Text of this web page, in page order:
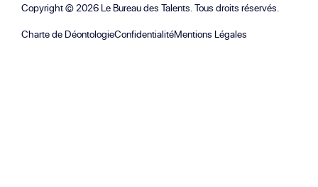
Copyright ©2026 Le Bureau des Talents. Tous droits réservés.
Charte de DéontologieConfidentialitéMentions Légales